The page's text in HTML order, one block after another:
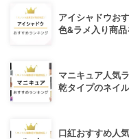
アイシャドウお
色&ラメ入り商品
マニキュア人気
乾タイプのネイ
口紅おすすめ人